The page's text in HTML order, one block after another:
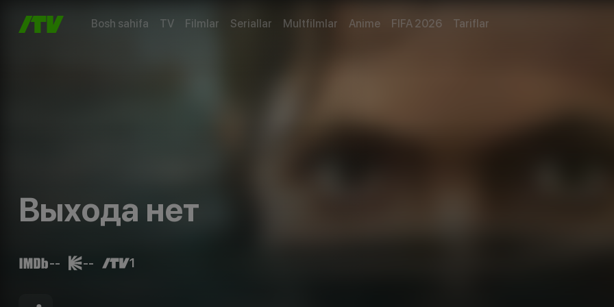
Bosh sahifa TV Filmlar Seriallar Multfilmlar Anime FIFA 2026 Tariflar
Выхода нет
-- -- 1